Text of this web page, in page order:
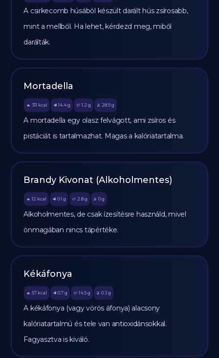
A csirkecomb húsából készült darált hús zsírosabb,
mint a mellből. Ha lehet, kérdezd meg, miből
darálták.
Mortadella
🔥 311 kcal 🥩 14.4 g 🥔 1.2 g 🫒 28.9 g
A mortadella egy olasz felvágott, ami zsíros és
pistáciát is tartalmazhat. Magas a kalóriatartalma.
Brandy Kivonat (Alkoholmentes)
🔥 12 kcal 🥩 0.1 g 🥔 2.8g 🫒 0 g
Alkoholmentes, de csak ízesítésre használd, mivel
önmagában nincs tápértéke.
Kékáfonya
🔥 57 kcal 🥩 0.7 g 🥔 14.5g 🫒 0.3 g
A kékáfonya (vagy vörös áfonya) alacsony
kalóriatartalmú és tele van antioxidánsokkal.
Fagyasztva is kiváló.